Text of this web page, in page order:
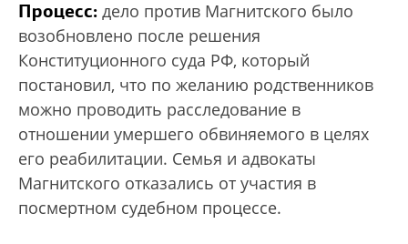
Процесс: дело против Магнитского было
возобновлено после решения
Конституционного суда РФ, который
постановил, что по желанию родственников
можно проводить расследование в
отношении умершего обвиняемого в целях
его реабилитации. Семья и адвокаты
Магнитского отказались от участия в
посмертном судебном процессе.